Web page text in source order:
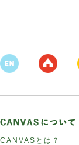
CANVASとは？